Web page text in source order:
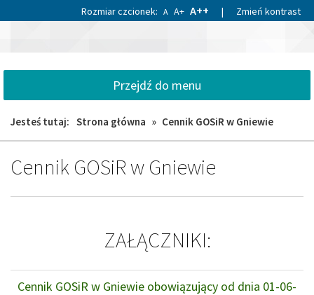
do
do
Rozmiar czcionek: A A+ A++ | Zmień kontrast
Przejdź do menu
Jesteś tutaj: Strona główna » Cennik GOSiR w Gniewie
Cennik GOSiR w Gniewie
ZAŁĄCZNIKI:
Cennik GOSiR w Gniewie obowiązujący od dnia 01-06-